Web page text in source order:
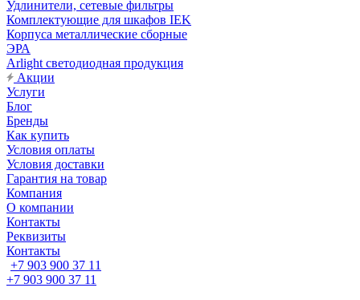
Удлинители, сетевые фильтры
Комплектующие для шкафов IEK
Корпуса металлические сборные
ЭРА
Arlight светодиодная продукция
Акции
Услуги
Блог
Бренды
Как купить
Условия оплаты
Условия доставки
Гарантия на товар
Компания
О компании
Контакты
Реквизиты
Контакты
+7 903 900 37 11
+7 903 900 37 11